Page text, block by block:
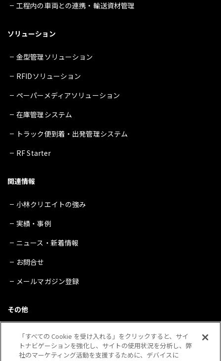
工程内の車両との連携・輸送資材管理
ソリューション
金型管理ソリューション
RFIDソリューション
ペーパーメディアソリューション
在庫管理システム
トラック便到着・出発管理システム
RF Starter
関連情報
小林クリエイトの強み
実績・事例
ニュース・新着情報
お問合せ
メールマガジン登録
その他
サイトマップ
プライバシーポリシー
「すべての Cookie を受け入れる」をクリックすると、サイ
トナビゲーションを強化し、サイトの使用状況を分析し、弊
社のマーケティング活動を支援するために、デバイスに